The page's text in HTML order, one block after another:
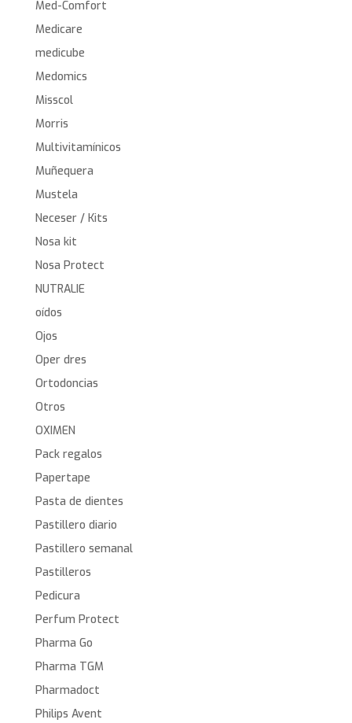
Med-Comfort
Medicare
medicube
Medomics
Misscol
Morris
Multivitamínicos
Muñequera
Mustela
Neceser / Kits
Nosa kit
Nosa Protect
NUTRALIE
oídos
Ojos
Oper dres
Ortodoncias
Otros
OXIMEN
Pack regalos
Papertape
Pasta de dientes
Pastillero diario
Pastillero semanal
Pastilleros
Pedicura
Perfum Protect
Pharma Go
Pharma TGM
Pharmadoct
Philips Avent